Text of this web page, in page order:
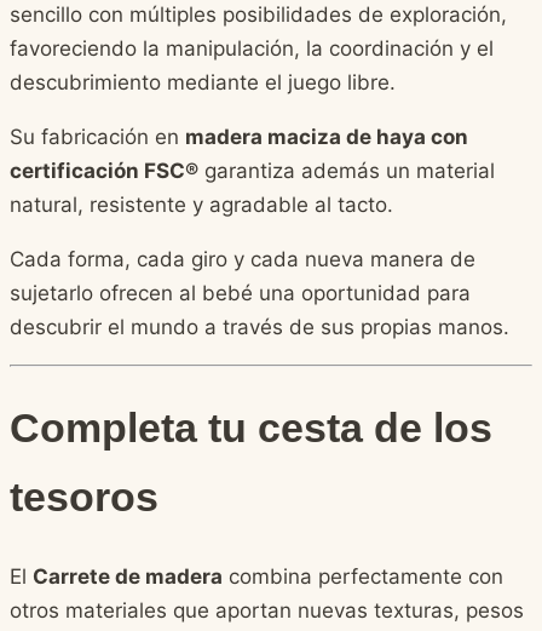
sencillo con múltiples posibilidades de exploración,
favoreciendo la manipulación, la coordinación y el
descubrimiento mediante el juego libre.
Su fabricación en madera maciza de haya con
certificación FSC® garantiza además un material
natural, resistente y agradable al tacto.
Cada forma, cada giro y cada nueva manera de
sujetarlo ofrecen al bebé una oportunidad para
descubrir el mundo a través de sus propias manos.
Completa tu cesta de los
tesoros
El Carrete de madera combina perfectamente con
otros materiales que aportan nuevas texturas, pesos